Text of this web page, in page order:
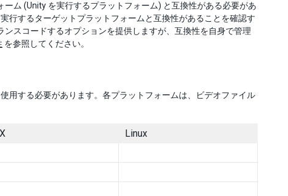
ム (Unity を実行するプラットフォーム) と互換性がある必要があ
行するターゲットプラットフォームと互換性があることを確認す
スコードするオプションを提供しますが、互換性を自身で管理
を参照してください。
用する必要があります。各プラットフォームは、ビデオファイル
Linux